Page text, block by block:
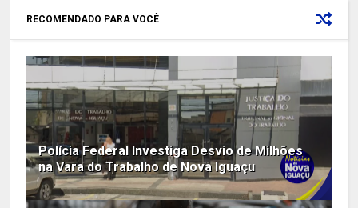
RECOMENDADO PARA VOCÊ
Polícia Federal Investiga Desvio de Milhões
na Vara do Trabalho de Nova Iguaçu